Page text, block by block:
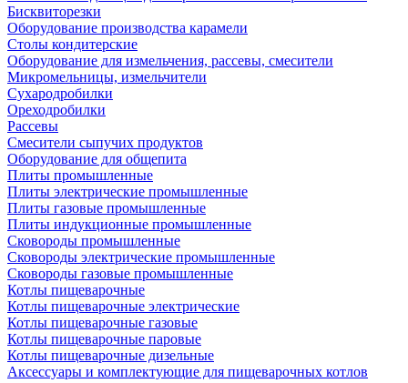
Бисквиторезки
Оборудование производства карамели
Столы кондитерские
Оборудование для измельчения, рассевы, смесители
Микромельницы, измельчители
Сухародробилки
Ореходробилки
Рассевы
Смесители сыпучих продуктов
Оборудование для общепита
Плиты промышленные
Плиты электрические промышленные
Плиты газовые промышленные
Плиты индукционные промышленные
Сковороды промышленные
Сковороды электрические промышленные
Сковороды газовые промышленные
Котлы пищеварочные
Котлы пищеварочные электрические
Котлы пищеварочные газовые
Котлы пищеварочные паровые
Котлы пищеварочные дизельные
Аксессуары и комплектующие для пищеварочных котлов